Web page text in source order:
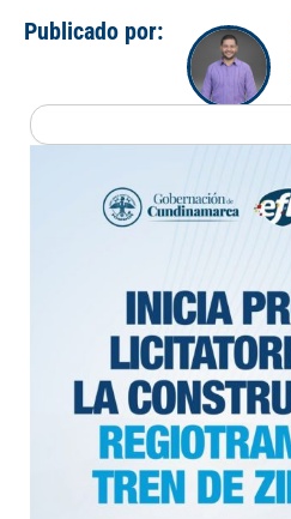
Publicado por:
Search